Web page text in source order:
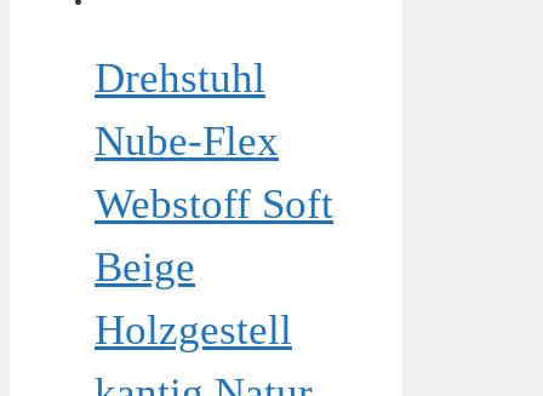
Drehstuhl
Nube-Flex
Webstoff Soft
Beige
Holzgestell